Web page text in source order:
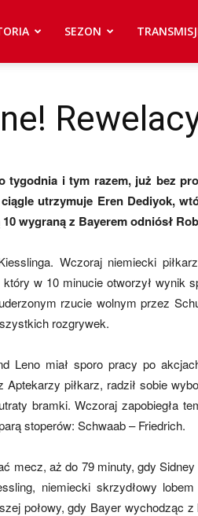
SEZON
tygodnia i tym razem, już bez
utrzymuje Eren Dediyok,
wygraną z Bayerem odniósł
Wczoraj niemiecki
w 10 minucie otworzył wynik
rzucie wolnym przez
rozgrywek.
Leno miał sporo pracy po
piłkarz, radził sobie
bramki. Wczoraj zapobiegła
stoperów: Schwaab – Friedrich.
mecz, aż do 79 minuty, gdy
niemiecki skrzydłowy lobem
połowy, gdy Bayer wychodząc z